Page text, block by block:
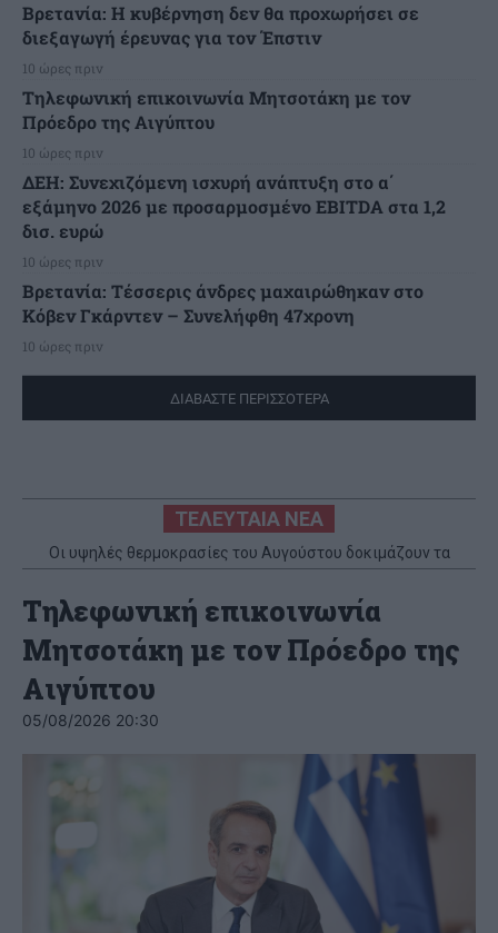
Βρετανία: Η κυβέρνηση δεν θα προχωρήσει σε
διεξαγωγή έρευνας για τον Έπστιν
10 ώρες πριν
Τηλεφωνική επικοινωνία Μητσοτάκη με τον
Πρόεδρο της Αιγύπτου
10 ώρες πριν
ΔΕΗ: Συνεχιζόμενη ισχυρή ανάπτυξη στο α΄
εξάμηνο 2026 με προσαρμοσμένο EBITDA στα 1,2
δισ. ευρώ
10 ώρες πριν
Βρετανία: Τέσσερις άνδρες μαχαιρώθηκαν στο
Κόβεν Γκάρντεν – Συνελήφθη 47χρονη
10 ώρες πριν
ΔΙΑΒΑΣΤΕ ΠΕΡΙΣΣΟΤΕΡΑ